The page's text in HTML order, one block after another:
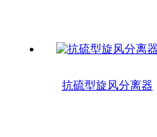
抗硫型旋风分离器